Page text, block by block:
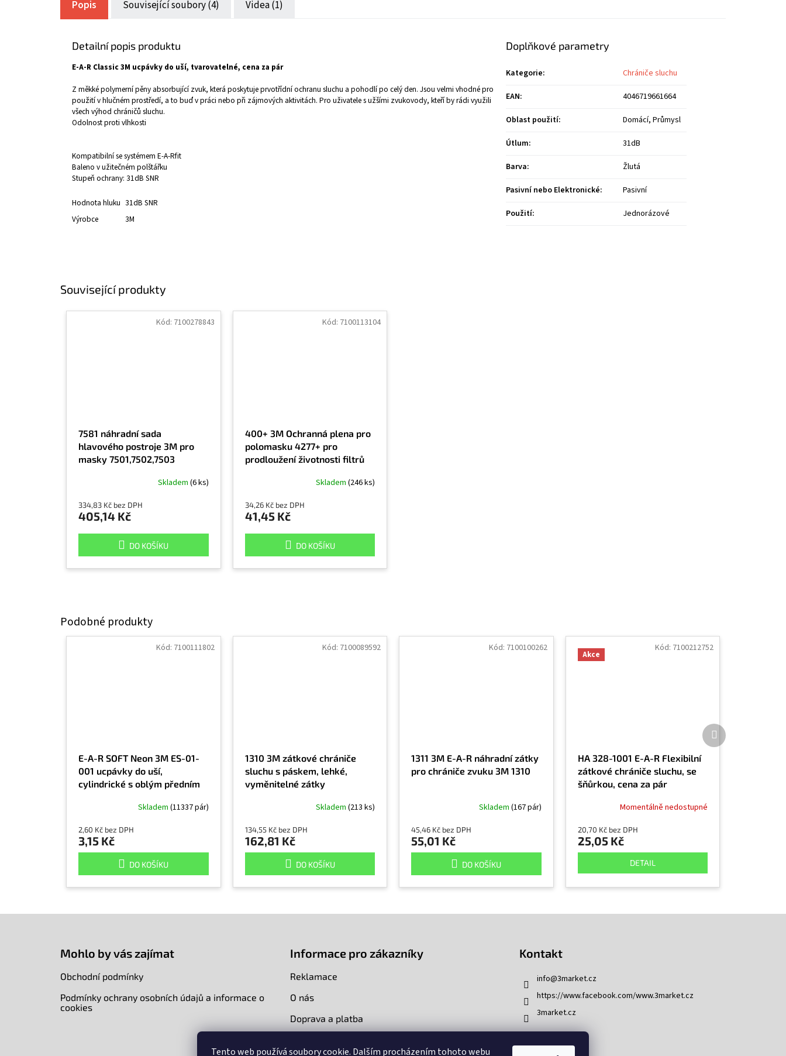
Tento web používá soubory cookie. Dalším procházením tohoto webu
Související produkty
7581 náhradní sada
hlavového postroje 3M pro
masky 7501,7502,7503
Skladem (6 ks)
334,83 Kč bez DPH
405,14 Kč
DO KOŠÍKU
Kód: 7100278843
400+ 3M Ochranná plena pro
polomasku 4277+ pro
prodloužení životnosti filtrů
Skladem (246 ks)
34,26 Kč bez DPH
41,45 Kč
DO KOŠÍKU
Kód: 7100113104
Popis Související soubory (4) Videa (1)
Detailní popis produktu
E-A-R Classic 3M ucpávky do uší, tvarovatelné, cena za pár
Z měkké polymerní pěny absorbující zvuk, která poskytuje prvotřídní ochranu sluchu a pohodlí po celý den. Jsou velmi vhodné pro
použití v hlučném prostředí, a to buď v práci nebo při zájmových aktivitách. Pro uživatele s užšími zvukovody, kteří by rádi využili
všech výhod chráničů sluchu.
Odolnost proti vlhkosti
Kompatibilní se systémem E-A-Rfit
Baleno v užitečném polštářku
Stupeň ochrany: 31dB SNR
Hodnota hluku 31dB SNR
Výrobce
3M
Doplňkové parametry
Kategorie:
Chrániče sluchu
EAN:
4046719661664
Oblast použití:
Domácí, Průmysl
Útlum:
31dB
Barva:
Žlutá
Pasivní nebo Elektronické:
Pasivní
Použití: Jednorázové
E-A-R SOFT Neon 3M ES-01-
001 ucpávky do uší,
cylindrické s oblým předním
Skladem (11337 pár)
2,60 Kč bez DPH
3,15 Kč
DO KOŠÍKU
Kód: 7100111802
1310 3M zátkové chrániče
sluchu s páskem, lehké,
vyměnitelné zátky
Skladem (213 ks)
134,55 Kč bez DPH
162,81 Kč
DO KOŠÍKU
Kód: 7100089592
1311 3M E-A-R náhradní zátky
pro chrániče zvuku 3M 1310
Skladem (167 pár)
45,46 Kč bez DPH
55,01 Kč
DO KOŠÍKU
Kód: 7100100262
Akce
HA 328-1001 E-A-R Flexibilní
zátkové chrániče sluchu, se
šňůrkou, cena za pár
Momentálně nedostupné
20,70 Kč bez DPH
25,05 Kč
DETAIL
Kód: 7100212752
Další
produkt
Mohlo by vás zajímat
Obchodní podmínky
Podmínky ochrany osobních údajů a informace o
cookies
Informace pro zákazníky
Reklamace
O nás
Doprava a platba
Kontakt
info@3market.cz
https://www.facebook.com/www.3market.cz
3market.cz